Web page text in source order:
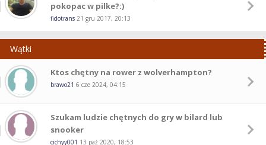
pokopac w pilke?:)
fidotrans 21 gru 2017, 20:13
Wątki
Ktos chętny na rower z wolverhampton?
brawo21 6 cze 2024, 04:15
Szukam ludzie chętnych do gry w bilard lub
snooker
cichyy001 13 paź 2020, 18:53